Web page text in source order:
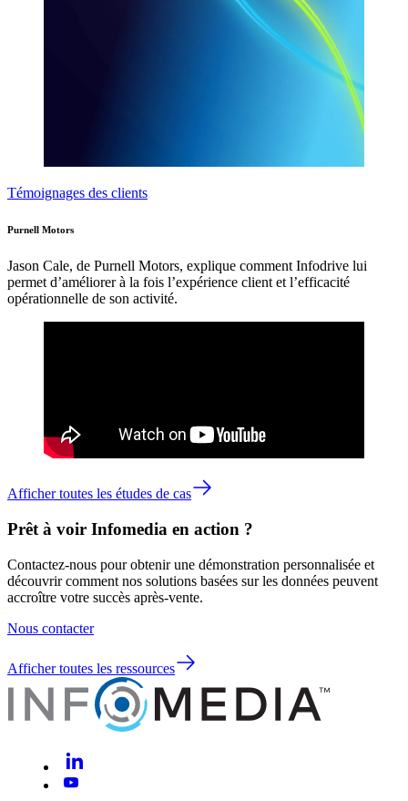
Témoignages des clients
Purnell Motors
Jason Cale, de Purnell Motors, explique comment Infodrive lui
permet d’améliorer à la fois l’expérience client et l’efficacité
opérationnelle de son activité.
Afficher toutes les études de cas
Prêt à voir Infomedia en action ?
Contactez-nous pour obtenir une démonstration personnalisée et
découvrir comment nos solutions basées sur les données peuvent
accroître votre succès après-vente.
Nous contacter
Afficher toutes les ressources